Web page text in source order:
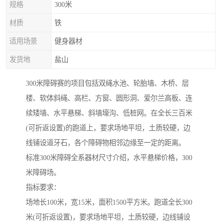
规格 300米
材质 铁
适用场景 健身器材
发货地 盐山
300米障碍赛的项目包括双绳水池、轮胎墙、木桥、层
楼、软体斜绳、高栏、方窗、圆形洞、爱尔兰高板、连
续矮墙、水平悬梯、斜墙壕沟、低桩网。在全长三百米
(可折返设置)的跑道上，要求场地平坦，土质较硬，边
线铺设道牙石，各个障碍物相邻边缘至一定的距离。
标准300米障碍全系器材尺寸介绍，水平悬梯价格，300
米障碍场。
指标要求：
场地长100米，宽15米，面积1500平方米。跑道全长300
米(可折返设置)，要求场地平坦，土质较硬，边线铺设